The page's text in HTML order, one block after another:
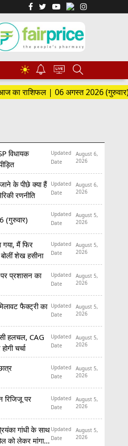
☀
राशिफल | 06 अगस्त 2026 (गुरुवार)
विधायक
Updated
Date
August 6,
2026
के पीछे क्या हैं
रणनीति
Updated
Date
August 6,
2026
Updated
Date
August 5,
2026
मैं फिर
शेख हसीना
Updated
Date
August 5,
2026
प्रशासन का
Updated
Date
August 5,
2026
फैक्ट्री का Updated
Date
August 5,
2026
हलचल, CAG
चर्चा
Updated
Date
August 5,
2026
Updated
Date
August 5,
2026
रिजिजू पर
Updated
Date
August 5,
2026
गांधी के साथ
को लेकर मांगा
Updated
Date
August 5,
2026